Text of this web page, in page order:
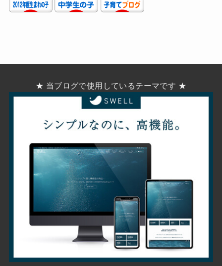
★ 当ブログで使用しているテーマです ★